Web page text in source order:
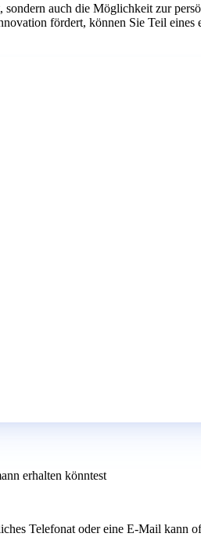
auch die Möglichkeit zur
fördert, können Sie Teil eines
erhalten könntest
Telefonat oder eine E-Mail kann